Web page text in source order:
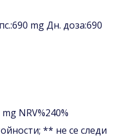
mg Дн. доза:690
NRV%240%
** не се следи